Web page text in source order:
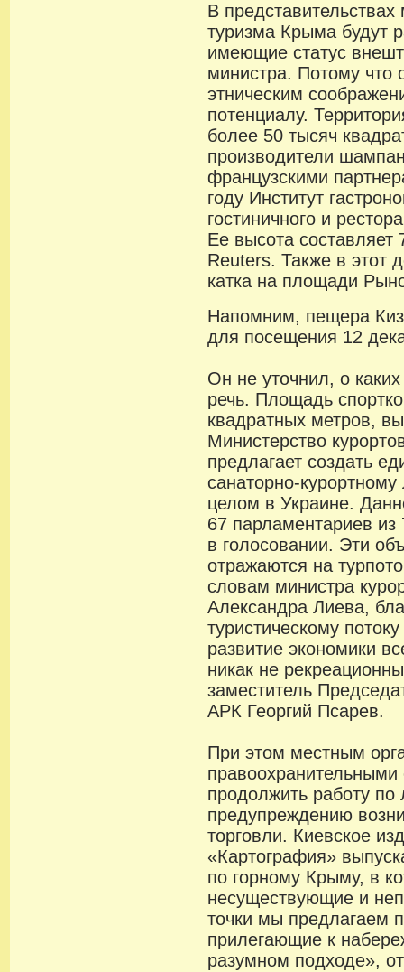
В представительствах
туризма Крыма будут
имеющие статус
министра. Потому что
этническим
потенциалу.
более 50 тысяч
производители
французскими
году Институт
гостиничного и
Ее высота составляет
Reuters. Также в этот
катка на площади
Напомним, пещера
для посещения 12
Он не уточнил, о
речь. Площадь
квадратных метров,
Министерство
предлагает создать
санаторно-
целом в Украине.
67 парламентариев
в голосовании. Эти
отражаются на
словам министра
Александра Лиева,
туристическому
развитие экономики
никак не
заместитель
АРК Георгий Псарев.
При этом местным
продолжить работу по
предупреждению
торговли. Киевское
«Картография»
по горному Крыму, в
несуществующие и
точки мы предлагаем
прилегающие к
разумном подходе»,